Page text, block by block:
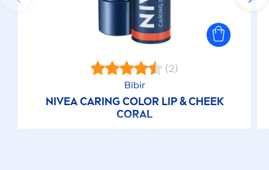
(2)
Bibir
NIVEACARINGCOLOR LIP& CHEEK
CORAL